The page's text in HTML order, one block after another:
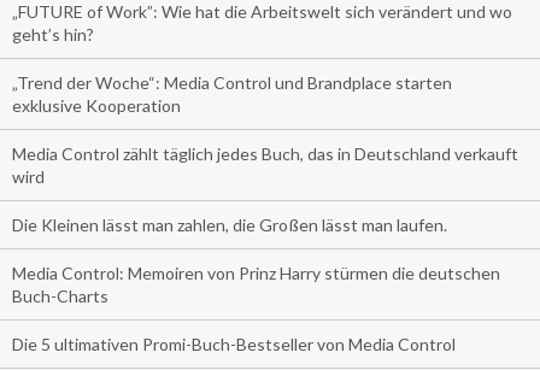
„FUTURE of Work”: Wie hat die Arbeitswelt sich verändert und wo
geht’s hin?
„Trend der Woche“: Media Control und Brandplace starten
exklusive Kooperation
Media Control zählt täglich jedes Buch, das in Deutschland verkauft
wird
Die Kleinen lässt man zahlen, die Großen lässt man laufen.
Media Control: Memoiren von Prinz Harry stürmen die deutschen
Buch-Charts
Die 5 ultimativen Promi-Buch-Bestseller von Media Control